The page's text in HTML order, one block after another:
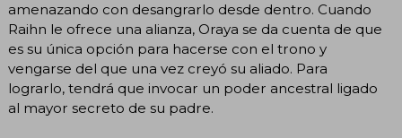
amenazando con desangrarlo desde dentro. Cuando
Raihn le ofrece una alianza, Oraya se da cuenta de que
es su única opción para hacerse con el trono y
vengarse del que una vez creyó su aliado. Para
lograrlo, tendrá que invocar un poder ancestral ligado
al mayor secreto de su padre.